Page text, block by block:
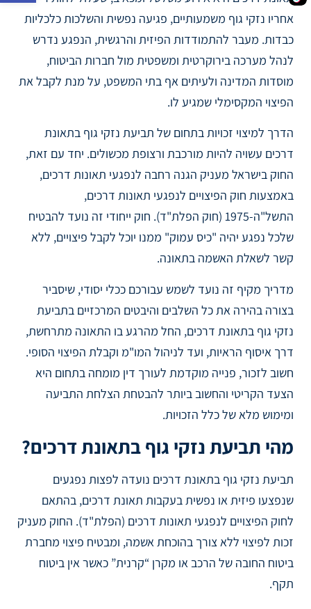
אחריו נזקי גוף משמעותיים, פגיעה נפשית והשלכות כלכליות
כבדות. מעבר להתמודדות הפיזית והרגשית, הנפגע נדרש
לנהל מערכה בירוקרטית ומשפטית מול חברות הביטוח,
מוסדות המדינה ולעיתים אף בתי המשפט, על מנת לקבל את
הפיצוי המקסימלי שמגיע לו.
הדרך למיצוי זכויות בתחום של תביעת נזקי גוף בתאונת
דרכים עשויה להיות מורכבת ורצופת מכשולים. יחד עם זאת,
החוק בישראל מעניק הגנה רחבה לנפגעי תאונות דרכים,
באמצעות חוק הפיצויים לנפגעי תאונות דרכים,
התשל"ה-1975 (חוק הפלת"ד). חוק ייחודי זה נועד להבטיח
שלכל נפגע יהיה "כיס עמוק" ממנו יוכל לקבל פיצויים, ללא
קשר לשאלת האשמה בתאונה.
מדריך מקיף זה נועד לשמש עבורכם ככלי יסודי, שיסביר
בצורה בהירה את כל השלבים והיבטים המרכזיים בתביעת
נזקי גוף בתאונת דרכים, החל מהרגע בו התאונה מתרחשת,
דרך איסוף הראיות, ועד לניהול המו"מ וקבלת הפיצוי הסופי.
חשוב לזכור, פנייה מוקדמת לעורך דין מומחה בתחום היא
הצעד הקריטי והחשוב ביותר להבטחת הצלחת התביעה
ומימוש מלא של כלל הזכויות.
מהי תביעת נזקי גוף בתאונת דרכים?
תביעת נזקי גוף בתאונת דרכים נועדה לפצות נפגעים
שנפצעו פיזית או נפשית בעקבות תאונת דרכים, בהתאם
לחוק הפיצויים לנפגעי תאונות דרכים (הפלת"ד). החוק מעניק
זכות לפיצוי ללא צורך בהוכחת אשמה, ומבטיח פיצוי מחברת
ביטוח החובה של הרכב או מקרן “קרנית” כאשר אין ביטוח
תקף.